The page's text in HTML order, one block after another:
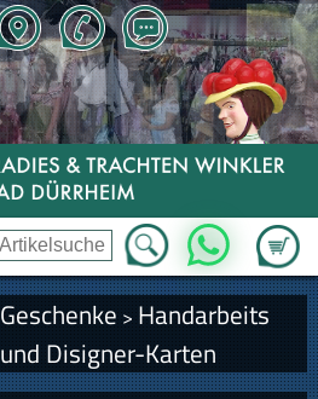
Zum
WhatsApp
Geschenke > Handarbeits
und Disigner-Karten